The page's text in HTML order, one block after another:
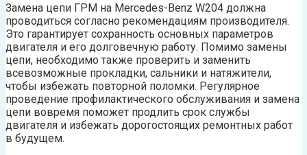
Замена цепи ГРМ на Mercedes-Benz W204 должна
проводиться согласно рекомендациям производителя.
Это гарантирует сохранность основных параметров
двигателя и его долговечную работу. Помимо замены
цепи, необходимо также проверить и заменить
всевозможные прокладки, сальники и натяжители,
чтобы избежать повторной поломки. Регулярное
проведение профилактического обслуживания и замена
цепи вовремя поможет продлить срок службы
двигателя и избежать дорогостоящих ремонтных работ
в будущем.